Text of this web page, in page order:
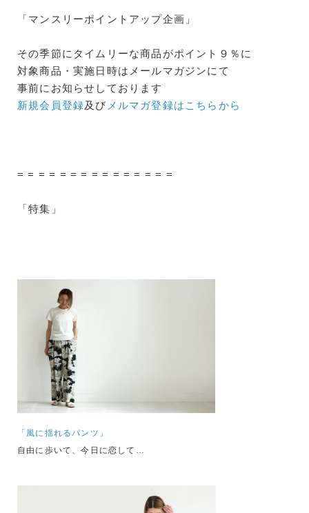
「マンスリーポイントアップ企画」
その季節にタイムリーな商品がポイント９％に
対象商品・実施日時はメールマガジンにて
事前にお知らせしております
新規会員登録及び メルマガ登録はこちらから
= = = = = = = = = = = = = = =
「特集」
「風に揺れるパンツ」
自由に歩いて、今日に恋して…